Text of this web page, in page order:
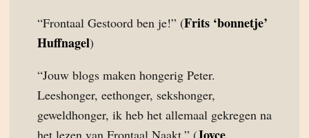
“Frontaal Gestoord ben je!” (Frits ‘bonnetje’
Huffnagel)
“Jouw blogs maken hongerig Peter.
Leeshonger, eethonger, sekshonger,
geweldhonger, ik heb het allemaal gekregen na
het lezen van Frontaal Naakt.” (